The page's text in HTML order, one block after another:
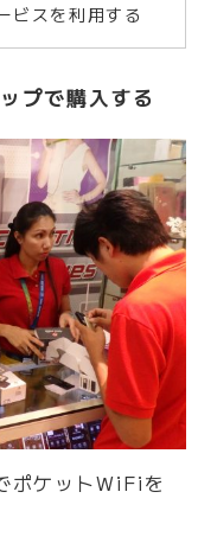
ビスを利用する
プで購入する
ポケットWiFiを